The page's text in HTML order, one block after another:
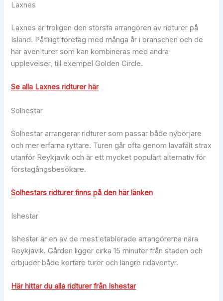
Laxnes
Laxnes är troligen den största arrangören av ridturer på
Island. Påtliligt företag med många år i branschen och de
har även turer som kan kombineras med andra
upplevelser, till exempel Golden Circle.
Se alla Laxnes ridturer här
Solhestar
Solhestar arrangerar ridturer som passar både nybörjare
och mer erfarna ryttare. Turen går ofta genom lavafält strax
utanför Reykjavik och är ett mycket populärt alternativ för
förstagångsbesökare.
Solhestars ridturer finns på den här länken
Ishestar
Ishestar är en av de mest etablerade arrangörerna nära
Reykjavik. Gården ligger cirka 15 minuter från staden och
erbjuder både kortare turer och längre ridäventyr.
Här hittar du alla ridturer från Ishestar